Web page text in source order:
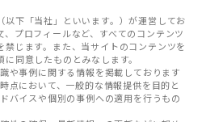
下「当社」といいます。）が運営してお
プロフィールなど、すべてのコンテンツ
じます。また、当サイトのコンテンツを
同意したものとみなします。
や事例に関する情報を掲載しております
点において、一般的な情報提供を目的と
バイスや個別の事例への適用を行うもの